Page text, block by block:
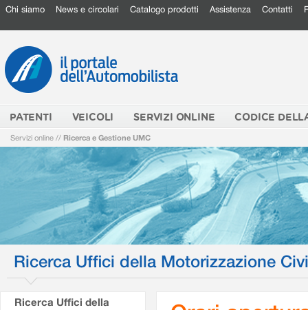
Chi siamo News e circolari Catalogo prodotti Assistenza Contatti
PATENTI VEICOLI SERVIZI ONLINE CODICE
Servizi online // Ricerca e Gestione UMC
Ricerca Uffici della Motorizzazione
Ricerca Uffici della